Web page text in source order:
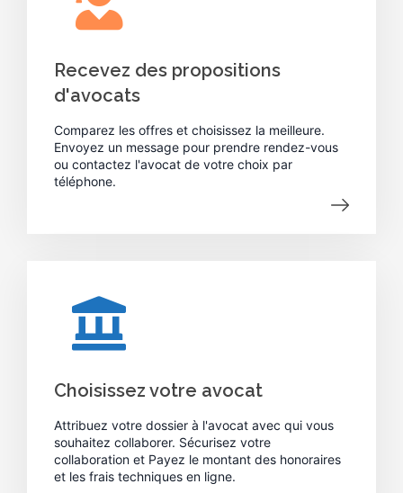
Recevez des propositions
d'avocats
Comparez les offres et choisissez la meilleure.
Envoyez un message pour prendre rendez-vous
ou contactez l'avocat de votre choix par
téléphone.
Choisissez votre avocat
Attribuez votre dossier à l'avocat avec qui vous
souhaitez collaborer. Sécurisez votre
collaboration et Payez le montant des honoraires
et les frais techniques en ligne.